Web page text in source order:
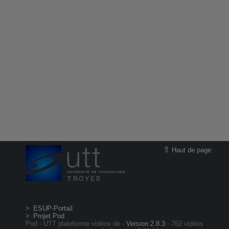
Haut de page
ESUP-Portail
Projet Pod
Pod - UTT plateforme vidéos de - Version 2.8.3 - 762 vidéos